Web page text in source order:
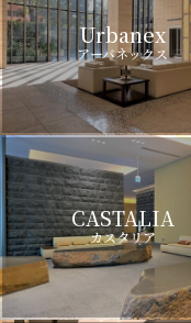
Urbanex
アーバネックス
CASTALIA
カスタリア